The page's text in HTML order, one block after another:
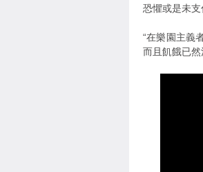
恐懼或是未
“在樂園主義
而且飢餓已然